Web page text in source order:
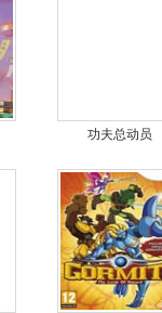
功夫总动员